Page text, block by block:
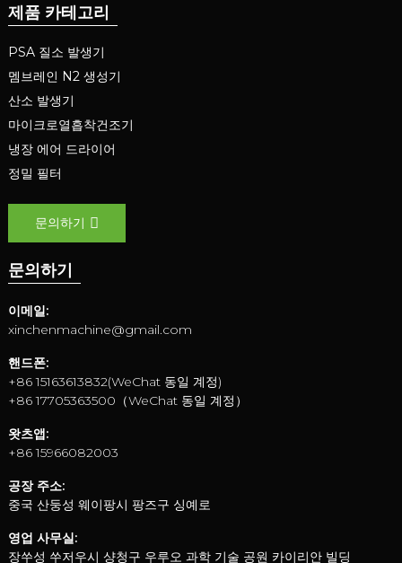
제품 카테고리
PSA 질소 발생기
멤브레인 N2 생성기
산소 발생기
마이크로열흡착건조기
냉장 에어 드라이어
정밀 필터
문의하기
문의하기
이메일:
xinchenmachine@gmail.com
핸드폰:
+86 15163613832(WeChat 동일 계정)
+86 17705363500（WeChat 동일 계정）
왓츠앱:
+86 15966082003
공장 주소:
중국 산둥성 웨이팡시 팡즈구 싱예로
영업 사무실:
장쑤성 쑤저우시 샹청구 우루오 과학 기술 공원 카이리안 빌딩